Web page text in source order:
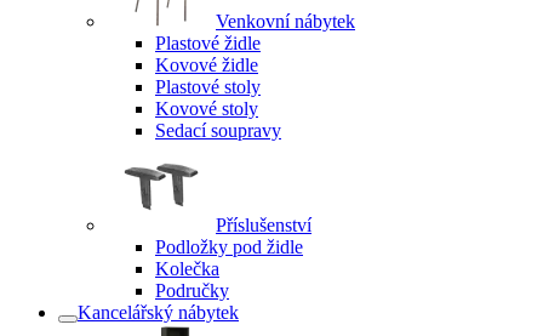
Venkovní nábytek
Plastové židle
Kovové židle
Plastové stoly
Kovové stoly
Sedací soupravy
Příslušenství
Podložky pod židle
Kolečka
Područky
Kancelářský nábytek